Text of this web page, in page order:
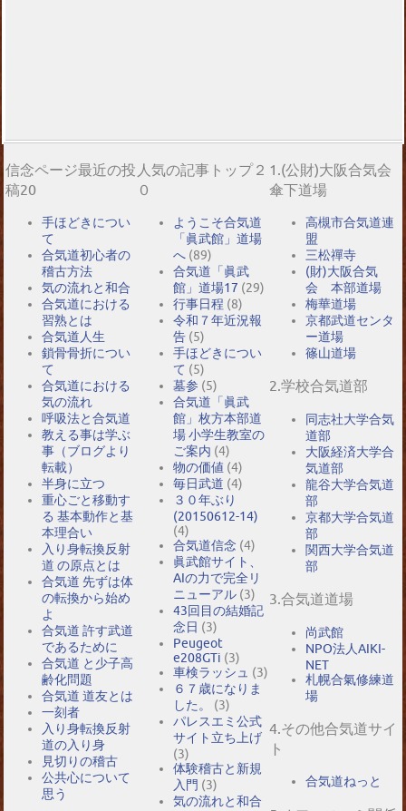
信念ページ最近の投
稿20
手ほどきについ
て
合気道初心者の
稽古方法
気の流れと和合
合気道における
習熟とは
合気道人生
鎖骨骨折につい
て
合気道における
気の流れ
呼吸法と合気道
教える事は学ぶ
事（ブログより
転載）
半身に立つ
重心ごと移動す
る 基本動作と基
本理合い
入り身転換反射
道 の原点とは
合気道 先ずは体
の転換から始め
よ
合気道 許す武道
であるために
合気道 と少子高
齢化問題
合気道 道友とは
一刻者
入り身転換反射
道の入り身
見切りの稽古
公共心について
思う
人気の記事トップ２
０
ようこそ合気道
「眞武館」道場
へ (89)
合気道「眞武
館」道場17 (29)
行事日程 (8)
令和７年近況報
告 (5)
手ほどきについ
て (5)
墓参 (5)
合気道「眞武
館」枚方本部道
場 小学生教室の
ご案内 (4)
物の価値 (4)
毎日武道 (4)
３０年ぶり
(20150612-14)
(4)
合気道信念 (4)
眞武館サイト、
AIの力で完全リ
ニューアル (3)
43回目の結婚記
念日 (3)
Peugeot
e208GTi (3)
車検ラッシュ (3)
６７歳になりま
した。
(3)
パレスエミ公式
サイト立ち上げ
(3)
体験稽古と新規
入門 (3)
気の流れと和合
1.(公財)大阪合気会
傘下道場
高槻市合気道連
盟
三松禪寺
(財)大阪合気
会 本部道場
梅華道場
京都武道センタ
ー道場
篠山道場
2.学校合気道部
同志社大学合気
道部
大阪経済大学合
気道部
龍谷大学合気道
部
京都大学合気道
部
関西大学合気道
部
3.合気道道場
尚武館
NPO法人AIKI-
NET
札幌合氣修練道
場
4.その他合気道サイ
ト
合気道ねっと